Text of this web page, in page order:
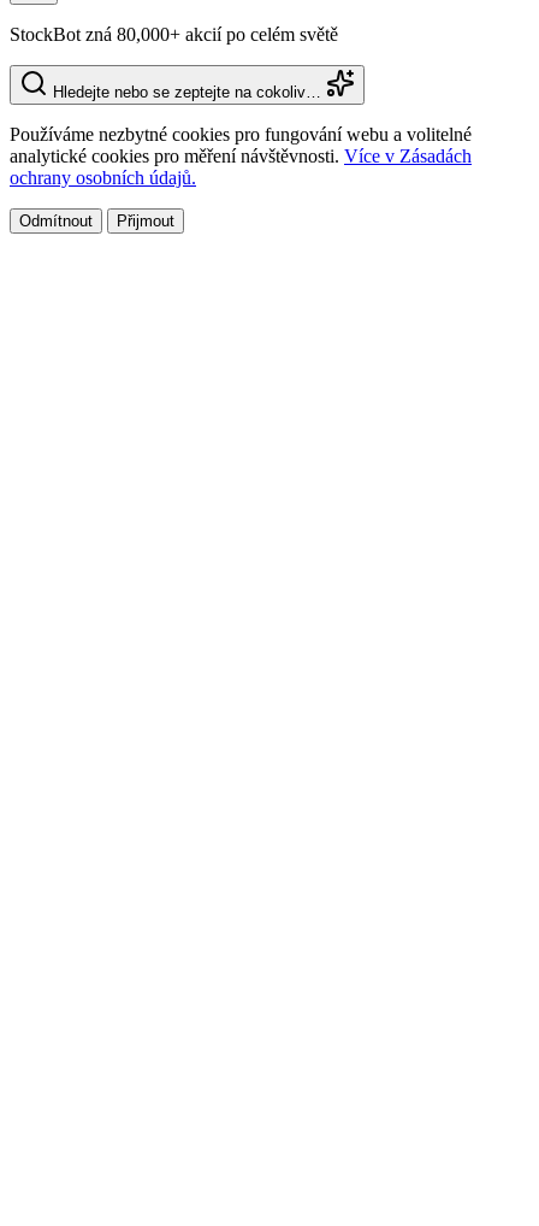
StockBot zná 80,000+ akcií po celém světě
Hledejte nebo se zeptejte na cokoliv…
Používáme nezbytné cookies pro fungování webu a volitelné
analytické cookies pro měření návštěvnosti. Více v Zásadách
ochrany osobních údajů.
Odmítnout Přijmout